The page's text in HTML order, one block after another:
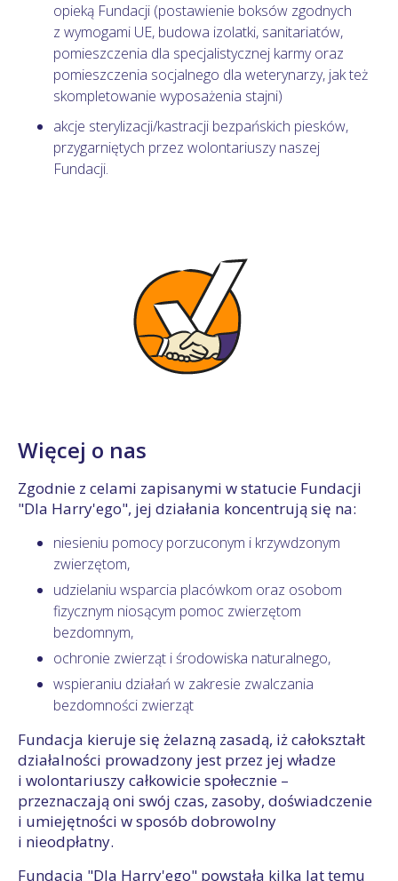
opieką Fundacji (postawienie boksów zgodnych
z wymogami UE, budowa izolatki, sanitariatów,
pomieszczenia dla specjalistycznej karmy oraz
pomieszczenia socjalnego dla weterynarzy, jak też
skompletowanie wyposażenia stajni)
akcje sterylizacji/kastracji bezpańskich piesków,
przygarniętych przez wolontariuszy naszej
Fundacji.
Więcej o nas
Zgodnie z celami zapisanymi w statucie Fundacji
"Dla Harry'ego", jej działania koncentrują się na:
niesieniu pomocy porzuconym i krzywdzonym
zwierzętom,
udzielaniu wsparcia placówkom oraz osobom
fizycznym niosącym pomoc zwierzętom
bezdomnym,
ochronie zwierząt i środowiska naturalnego,
wspieraniu działań w zakresie zwalczania
bezdomności zwierząt
Fundacja kieruje się żelazną zasadą, iż całokształt
działalności prowadzony jest przez jej władze
i wolontariuszy całkowicie społecznie –
przeznaczają oni swój czas, zasoby, doświadczenie
i umiejętności w sposób dobrowolny
i nieodpłatny.
Fundacja "Dla Harry'ego" powstała kilka lat temu